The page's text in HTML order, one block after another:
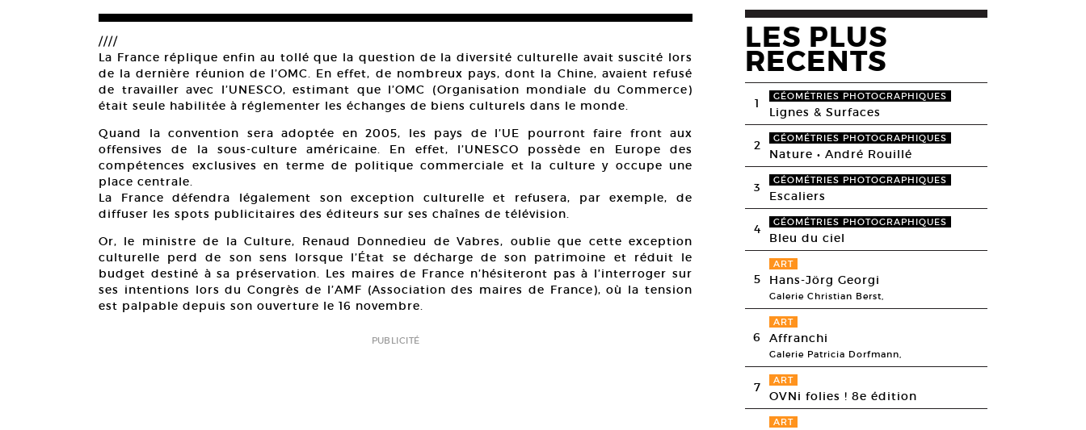
////
La France réplique enfin au tollé que la question de la diversité culturelle avait suscité lors
de la dernière réunion de l’OMC. En effet, de nombreux pays, dont la Chine, avaient refusé
de travailler avec l’UNESCO, estimant que l’OMC (Organisation mondiale du Commerce)
était seule habilitée à réglementer les échanges de biens culturels dans le monde.
Quand la convention sera adoptée en 2005, les pays de l’UE pourront faire front aux
offensives de la sous-culture américaine. En effet, l’UNESCO possède en Europe des
compétences exclusives en terme de politique commerciale et la culture y occupe une
place centrale.
La France défendra légalement son exception culturelle et refusera, par exemple, de
diffuser les spots publicitaires des éditeurs sur ses chaînes de télévision.
Or, le ministre de la Culture, Renaud Donnedieu de Vabres, oublie que cette exception
culturelle perd de son sens lorsque l’État se décharge de son patrimoine et réduit le
budget destiné à sa préservation. Les maires de France n’hésiteront pas à l’interroger sur
ses intentions lors du Congrès de l’AMF (Association des maires de France), où la tension
est palpable depuis son ouverture le 16 novembre.
PUBLICITÉ
LES PLUS
RECENTS
1 GÉOMÉTRIES PHOTOGRAPHIQUES
Lignes & Surfaces
2 GÉOMÉTRIES PHOTOGRAPHIQUES
Nature • André Rouillé
3 GÉOMÉTRIES PHOTOGRAPHIQUES
Escaliers
4 GÉOMÉTRIES PHOTOGRAPHIQUES
Bleu du ciel
5
ART
Hans-Jörg Georgi
Galerie Christian Berst,
6
ART
Affranchi
Galerie Patricia Dorfmann,
7 ART
OVNi folies ! 8e édition
ART